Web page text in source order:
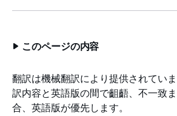
このページの内容
翻訳は機械翻訳により提供されてい
訳内容と英語版の間で齟齬、不一致
合、英語版が優先します。